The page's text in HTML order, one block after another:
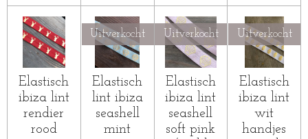
Elastisch
ibiza lint
rendier
rood
Uitverkocht
Elastisch
lint ibiza
seashell
mint
Uitverkocht
Elastisch
ibiza lint
seashell
soft pink
Uitverkocht
Elastisch
ibiza lint
wit
handjes